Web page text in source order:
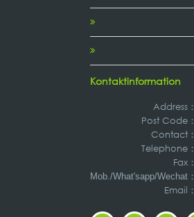
Kontaktinformation
Address ：
Post Code：
Contact：
Telephone：
Fax：
Mob./What'sapp/Wechat ：
Email：